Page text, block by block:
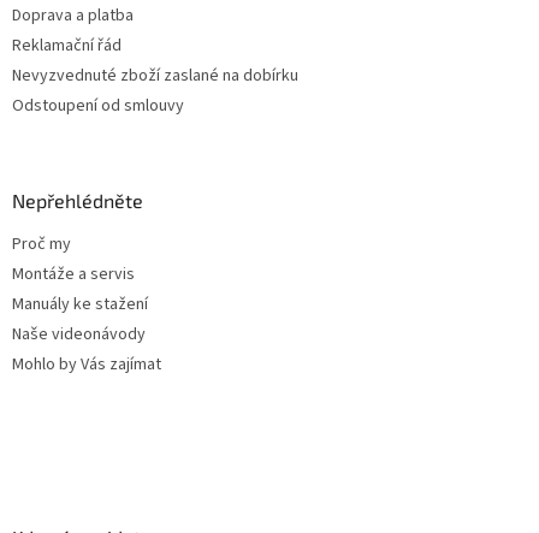
Doprava a platba
Reklamační řád
Nevyzvednuté zboží zaslané na dobírku
Odstoupení od smlouvy
Nepřehlédněte
Proč my
Montáže a servis
Manuály ke stažení
Naše videonávody
Mohlo by Vás zajímat